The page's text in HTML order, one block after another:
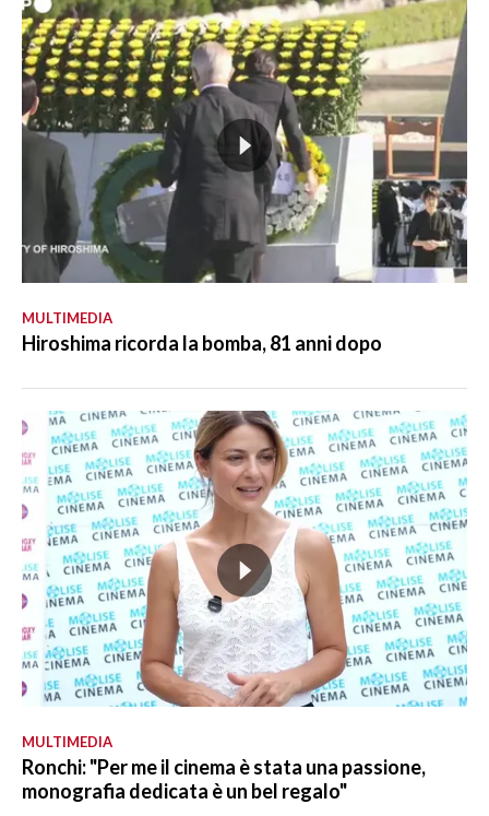
MULTIMEDIA
Hiroshima ricorda la bomba, 81 anni dopo
MULTIMEDIA
Ronchi: "Per me il cinema è stata una passione,
monografia dedicata è un bel regalo"